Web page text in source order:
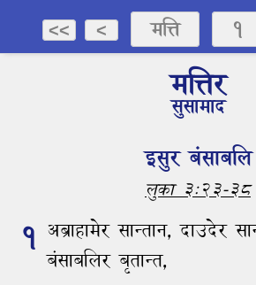
<< < मत्ति 1
मत्तिर
सुसामाद
इसुर बंसाबलि
लुका ३:२३-३८
१ अब्राहामेर सान्‍तान, दाउदेर
बंसाबलिर बृतान्‍त,